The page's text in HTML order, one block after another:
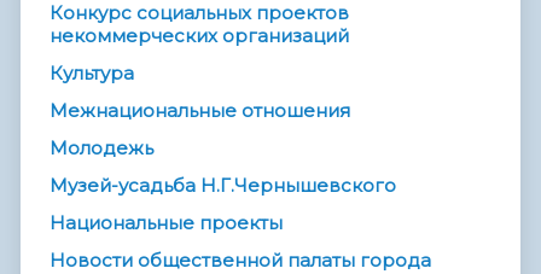
Конкурс социальных проектов
некоммерческих организаций
Культура
Межнациональные отношения
Молодежь
Музей-усадьба Н.Г.Чернышевского
Национальные проекты
Новости общественной палаты города